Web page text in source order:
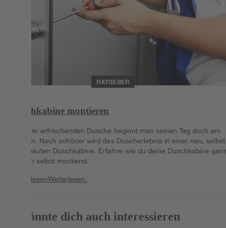
RATGEBER
Duschkabine montieren
Mit einer erfrischenden Dusche beginnt man seinen Tag doch am
liebsten. Noch schöner wird das Duscherlebnis in einer neu, selbst
eingebauten Duschkabine. Erfahre wie du deine Duschkabine
einfach selbst montierst.
WeiterlesenWeiterlesen.
Das könnte dich auch interessieren